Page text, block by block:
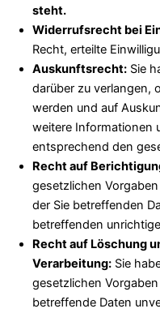
steht.
Widerrufsrecht bei
Recht, erteilte
Auskunftsrecht: Sie
darüber zu verlangen,
werden und auf
weitere Informationen
entsprechend den
Recht auf
gesetzlichen
der Sie betreffenden
betreffenden
Recht auf Löschung
Verarbeitung: Sie
gesetzlichen
betreffende Daten